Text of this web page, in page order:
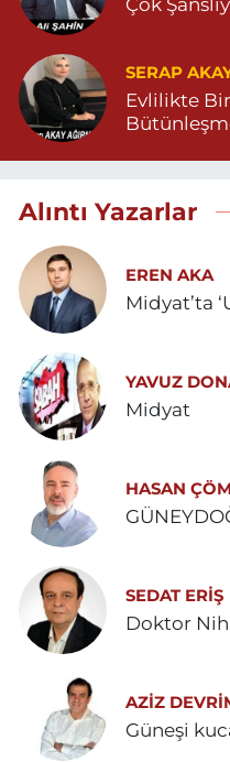
Çok
SERAP
Evlilikte
Alıntı Yazarlar
EREN AKA
Midyat’ta
YAVUZ
Midyat
HASAN
SEDAT ERİŞ
AZIZ
Güneşi